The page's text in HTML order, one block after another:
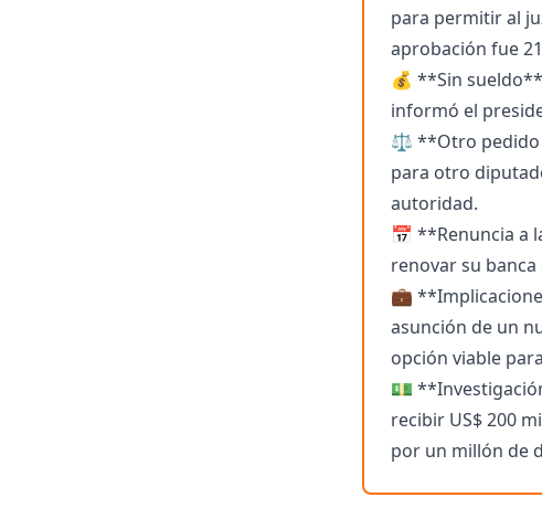
para permitir al
aprobación fue
💰 **Sin
informó el
⚖️ **Otro pedido
para otro
autoridad.
📅 **Renuncia a
renovar su
💼
asunción de un
opción viable
💵
recibir US$ 200
por un millón de